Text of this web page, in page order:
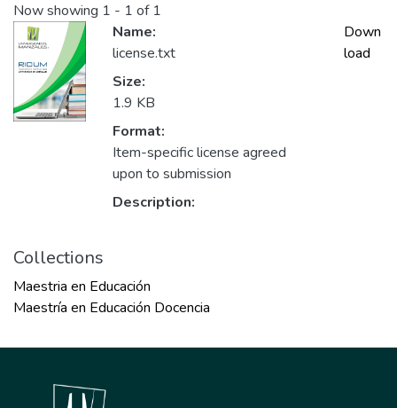
Now showing 1 - 1 of 1
Name:
license.txt
Size:
1.9 KB
Format:
Item-specific license agreed
upon to submission
Description:
Down
load
Collections
Maestria en Educación
Maestría en Educación Docencia